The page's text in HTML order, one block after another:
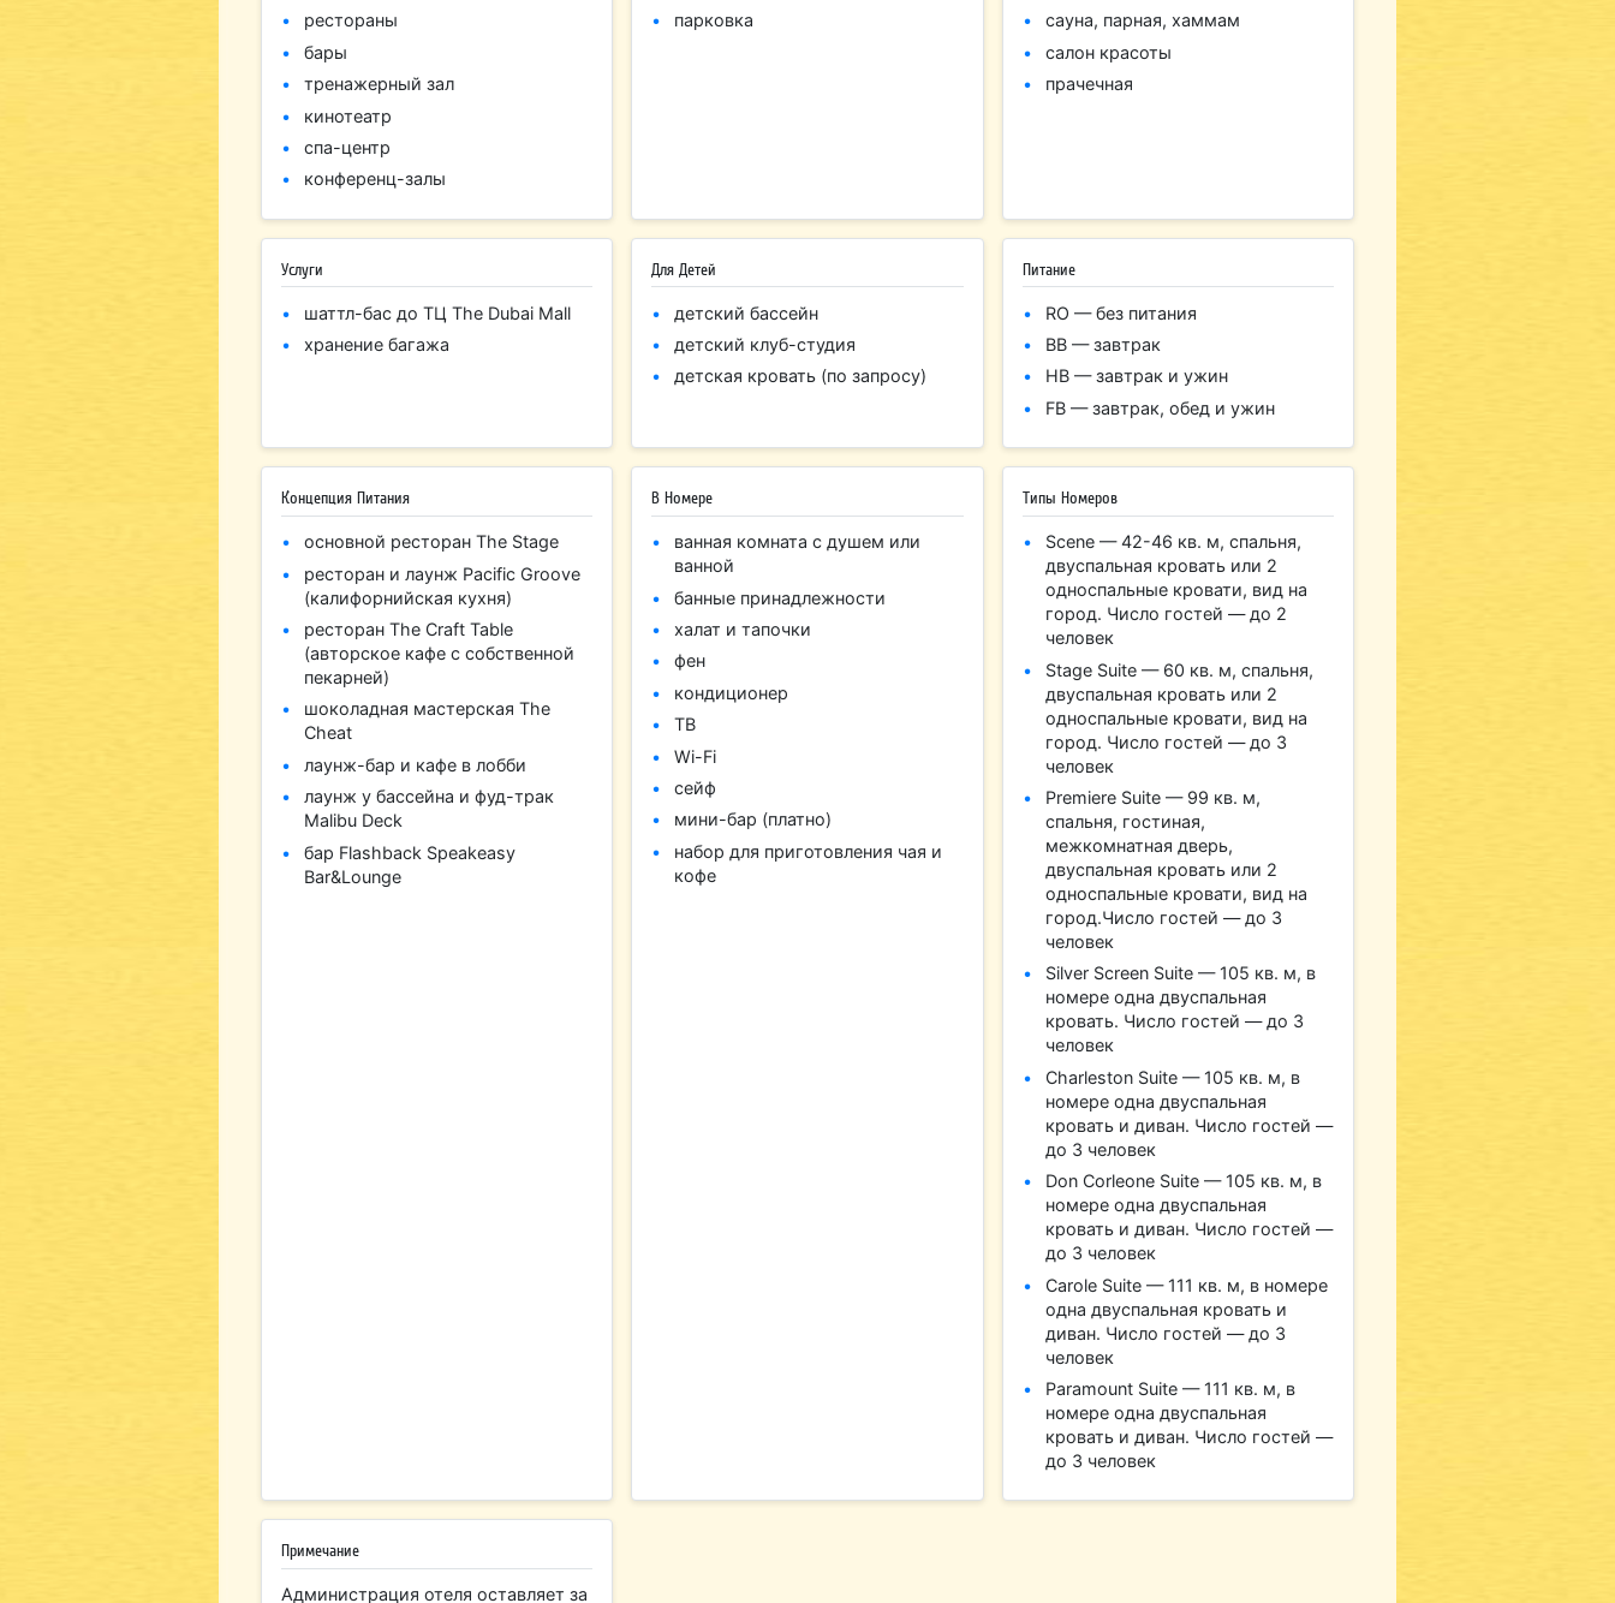
рестораны
бары
тренажерный зал
кинотеатр
спа-центр
конференц-залы
парковка
сауна, парная, хаммам
салон красоты
прачечная
Услуги
шаттл-бас до ТЦ The Dubai Mall
хранение багажа
Для Детей
детский бассейн
детский клуб-студия
детская кровать (по запросу)
Питание
RO — без питания
BB — завтрак
HB — завтрак и ужин
FB — завтрак, обед и ужин
Концепция Питания
основной ресторан The Stage
ресторан и лаунж Pacific Groove
(калифорнийская кухня)
ресторан The Craft Table
(авторское кафе с собственной
пекарней)
шоколадная мастерская The
Cheat
лаунж-бар и кафе в лобби
лаунж у бассейна и фуд-трак
Malibu Deck
бар Flashback Speakeasy
Bar&Lounge
В Номере
ванная комната с душем или
ванной
банные принадлежности
халат и тапочки
фен
кондиционер
ТВ
Wi-Fi
сейф
мини-бар (платно)
набор для приготовления чая и
кофе
Типы Номеров
Scene — 42-46 кв. м, спальня,
двуспальная кровать или 2
односпальные кровати, вид на
город. Число гостей — до 2
человек
Stage Suite — 60 кв. м, спальня,
двуспальная кровать или 2
односпальные кровати, вид на
город. Число гостей — до 3
человек
Premiere Suite — 99 кв. м,
спальня, гостиная,
межкомнатная дверь,
двуспальная кровать или 2
односпальные кровати, вид на
город.Число гостей — до 3
человек
Silver Screen Suite — 105 кв. м, в
номере одна двуспальная
кровать. Число гостей — до 3
человек
Charleston Suite — 105 кв. м, в
номере одна двуспальная
кровать и диван. Число гостей —
до 3 человек
Don Corleone Suite — 105 кв. м, в
номере одна двуспальная
кровать и диван. Число гостей —
до 3 человек
Carole Suite — 111 кв. м, в номере
одна двуспальная кровать и
диван. Число гостей — до 3
человек
Paramount Suite — 111 кв. м, в
номере одна двуспальная
кровать и диван. Число гостей —
до 3 человек
Примечание
Администрация отеля оставляет за